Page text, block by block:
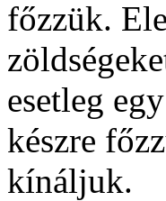
főzzük.
esetleg
készre
kínáljuk.